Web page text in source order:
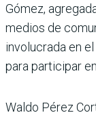
Gómez,
medios de
involucrada en
para participar
Waldo Pérez